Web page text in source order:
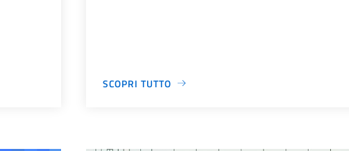
SCOPRI TUTTO